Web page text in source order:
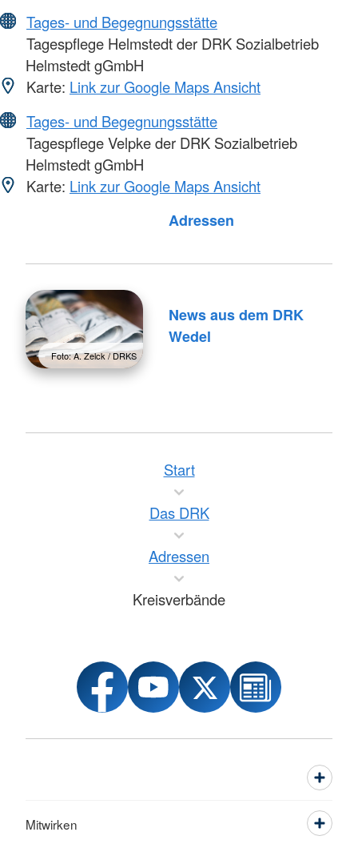
Tages- und Begegnungsstätte
Tagespflege Helmstedt der DRK Sozialbetrieb
Helmstedt gGmbH
Karte: Link zur Google Maps Ansicht
Tages- und Begegnungsstätte
Tagespflege Velpke der DRK Sozialbetrieb
Helmstedt gGmbH
Karte: Link zur Google Maps Ansicht
Adressen
Foto: A. Zelck / DRKS
News aus dem DRK
Wedel
Start
Das DRK
Adressen
Kreisverbände
Mitwirken